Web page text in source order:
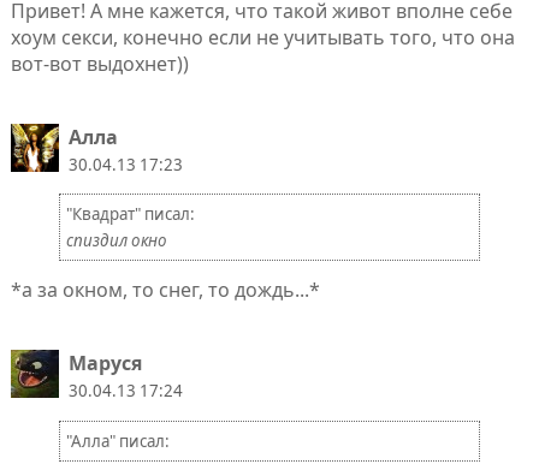
Привет! А мне кажется, что такой живот вполне себе
хоум секси, конечно если не учитывать того, что она
вот-вот выдохнет))
Алла
30.04.13 17:23
"Квадрат" писал:
спиздил окно
*а за окном, то снег, то дождь...*
Маруся
30.04.13 17:24
"Алла" писал: